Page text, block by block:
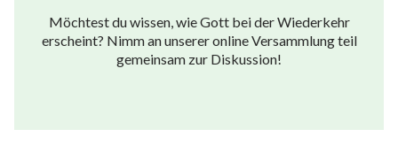
Möchtest du wissen, wie Gott bei der Wiederkehr
erscheint? Nimm an unserer online Versammlung teil
gemeinsam zur Diskussion!